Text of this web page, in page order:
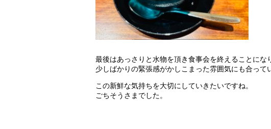
最後はあっさりと水物を頂き食事会を終えることにな
少しばかりの緊張感がかしこまった雰囲気にも合って
この新鮮な気持ちを大切にしていきたいですね。
ごちそうさまでした。